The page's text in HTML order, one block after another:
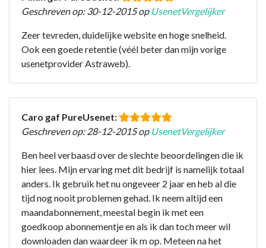
Geschreven op: 30-12-2015 op UsenetVergelijker
Zeer tevreden, duidelijke website en hoge snelheid.
Ook een goede retentie (véél beter dan mijn vorige
usenetprovider Astraweb).
Caro gaf PureUsenet:
Geschreven op: 28-12-2015 op UsenetVergelijker
Ben heel verbaasd over de slechte beoordelingen die ik
hier lees. Mijn ervaring met dit bedrijf is namelijk totaal
anders. Ik gebruik het nu ongeveer 2 jaar en heb al die
tijd nog nooit problemen gehad. Ik neem altijd een
maandabonnement, meestal begin ik met een
goedkoop abonnementje en als ik dan toch meer wil
downloaden dan waardeer ik m op. Meteen na het